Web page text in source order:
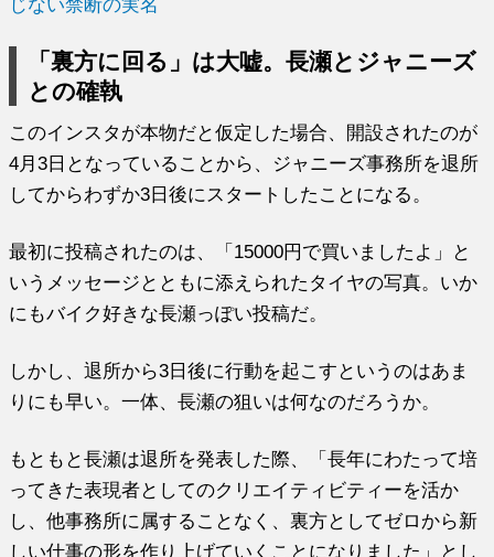
じない禁断の実名
「裏方に回る」は大嘘。長瀬とジャニーズ
との確執
このインスタが本物だと仮定した場合、開設されたのが
4月3日となっていることから、ジャニーズ事務所を退所
してからわずか3日後にスタートしたことになる。
最初に投稿されたのは、「15000円で買いましたよ」と
いうメッセージとともに添えられたタイヤの写真。いか
にもバイク好きな長瀬っぽい投稿だ。
しかし、退所から3日後に行動を起こすというのはあま
りにも早い。一体、長瀬の狙いは何なのだろうか。
もともと長瀬は退所を発表した際、「長年にわたって培
ってきた表現者としてのクリエイティビティーを活か
し、他事務所に属することなく、裏方としてゼロから新
しい仕事の形を作り上げていくことになりました」とし